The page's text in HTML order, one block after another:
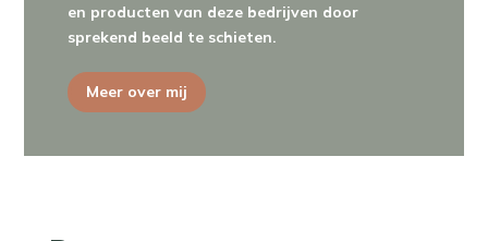
en producten van deze bedrijven door
sprekend beeld te schieten.
Meer over mij